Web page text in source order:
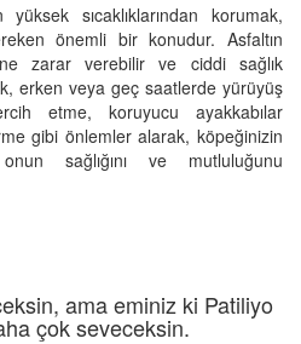
sıcaklıklarından korumak,
önemli bir konudur. Asfaltın
zarar verebilir ve ciddi sağlık
erken veya geç saatlerde yürüyüş
etme, koruyucu ayakkabılar
gibi önlemler alarak, köpeğinizin
sağlığını ve mutluluğunu
ama eminiz ki Patiliyo
çok seveceksin.